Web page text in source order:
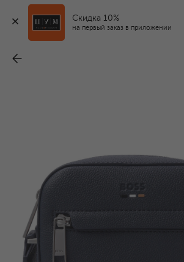
Скидка 10%
на первый заказ в приложении